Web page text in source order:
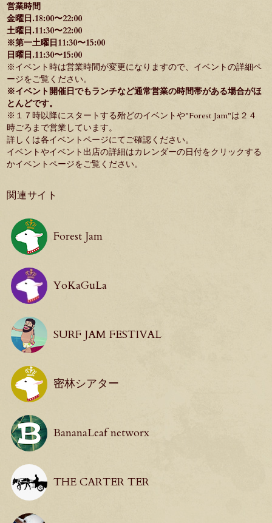
営業時間
金曜日.18:00〜22:00
土曜日.11:30〜22:00
※第一土曜日11:30〜15:00
日曜日.11:30〜15:00
※イベント時は営業時間が変更になりますので、イベントの詳細ペ
ージをご覧ください。
※イベント開催日でもランチなど通常営業の時間帯がある場合がほ
とんどです。
※１７時以降にスタートする殆どのイベントや"Forest Jam"は２４
時ごろまで営業しています。
詳しくは各イベントページにてご確認ください。
イベントやイベント出店の詳細はカレンダーの日付をクリックする
かイベントページをご覧ください。
関連サイト
Forest Jam
YoKaGuLa
SURF JAM FESTIVAL
密林シアター
BananaLeaf networx
THE CARTER TER